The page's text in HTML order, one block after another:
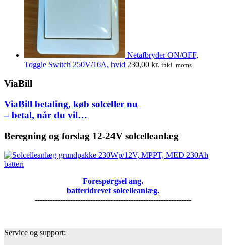
Netafbryder ON/OFF,
Toggle Switch 250V/16A, hvid 230,00 kr. inkl. moms
ViaBill
ViaBill betaling, køb solceller nu
– betal, når du vil…
Beregning og forslag 12-24V solcelleanlæg
Forespørgsel ang.
batteridrevet solcelleanlæg.
--------------------------------------------------------------
Service og support: